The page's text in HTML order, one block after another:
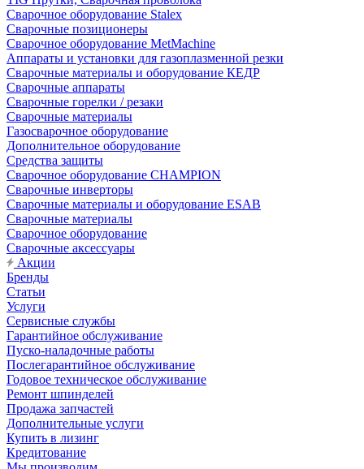
Сварочное оборудование Stalex
Сварочные позиционеры
Сварочное оборудование MetMachine
Аппараты и установки для газоплазменной резки
Сварочные материалы и оборудование КЕДР
Сварочные аппараты
Сварочные горелки / резаки
Сварочные материалы
Газосварочное оборудование
Дополнительное оборудование
Средства защиты
Сварочное оборудование CHAMPION
Сварочные инверторы
Сварочные материалы и оборудование ESAB
Сварочные материалы
Сварочное оборудование
Сварочные аксессуары
Акции
Бренды
Статьи
Услуги
Сервисные службы
Гарантийное обслуживание
Пуско-наладочные работы
Послегарантийное обслуживание
Годовое техническое обслуживание
Ремонт шпинделей
Продажа запчастей
Дополнительные услуги
Купить в лизинг
Кредитование